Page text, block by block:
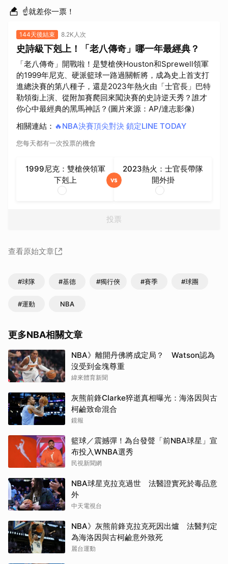
☝就差你一票！
144天後結束 8.2K人次
史詩級下剋上！「老八傳奇」哪一年最經典？
「老八傳奇」開戰啦！是雙槍俠Houston和Sprewell領軍
的1999年尼克、硬派籃球一路過關斬將，成為史上首支打
進總決賽的第八種子，還是2023年熱火由「士官長」巴特
勒領銜上演、從附加賽爬回來闖決賽的史詩逆天秀？誰才
你心中最經典的黑馬神話？(圖片來源：AP/達志影像)
相關連結 ： 🔥NBA決賽頂尖對決 鎖定LINE TODAY
您每天都有一次投票的機會
1999尼克：雙槍俠領軍
下剋上
2023熱火：士官長帶隊
開外掛
投票
查看原始文章
#球隊 #基德 #獨行俠 #賽季 #球團
#運動 NBA
更多NBA相關文章
NBA》離開丹佛將成定局？ Watson認為
沒受到金塊尊重
緯來體育新聞
灰熊前鋒Clarke猝逝真相曝光：海洛因與古
柯鹼致命混合
鏡報
籃球／震撼彈！為台發聲「前NBA球星」宣
布投入WNBA選秀
民視新聞網
NBA球星克拉克過世 法醫證實死於毒品意
外
中天電視台
NBA》灰熊前鋒克拉克死因出爐 法醫判定
為海洛因與古柯鹼意外致死
麗台運動